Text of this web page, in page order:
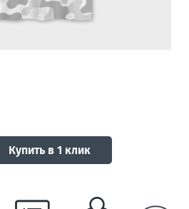
Купить в 1 клик